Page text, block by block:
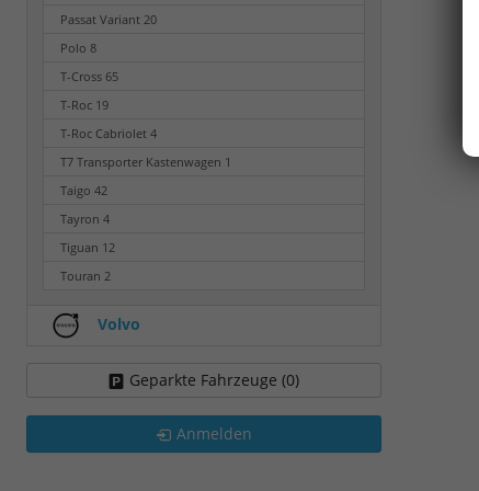
Passat Variant 20
Polo 8
T-Cross 65
T-Roc 19
T-Roc Cabriolet 4
T7 Transporter Kastenwagen 1
Taigo 42
Tayron 4
Tiguan 12
Touran 2
Volvo
Geparkte Fahrzeuge (0)
Anmelden